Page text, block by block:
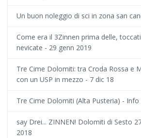
Un buon noleggio di sci in zona san
Come era il 3Zinnen prima delle,
nevicate - 29 genn 2019
Tre Cime Dolomiti: tra Croda Rossa e
con un USP in mezzo - 7 dic 18
Tre Cime Dolomiti (Alta Pusteria) - Info
say Drei... ZINNEN! Dolomiti di Sesto
2018